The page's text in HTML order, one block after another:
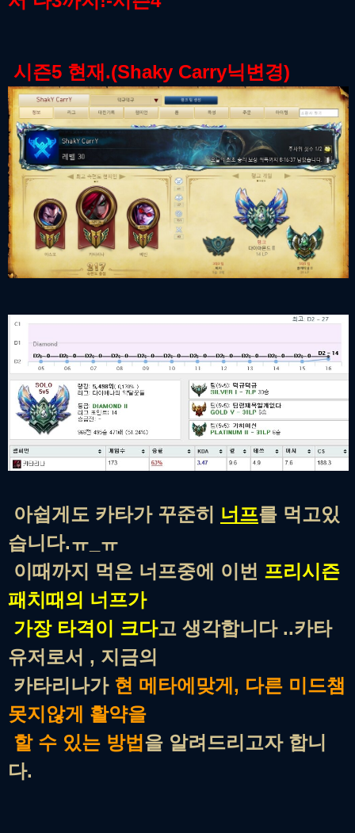
시즌5 현재.(Shaky Carry닉변경)
아쉽게도 카타가 꾸준히 너프를 먹고있
습니다.ㅠ_ㅠ
이때까지 먹은 너프중에 이번 프리시즌
패치때의 너프가
가장 타격이 크다고 생각합니다 ..카타
유저로서 , 지금의
카타리나가 현 메타에맞게, 다른 미드챔
못지않게 활약을
할 수 있는 방법 을 알려드리고자 합니
다.